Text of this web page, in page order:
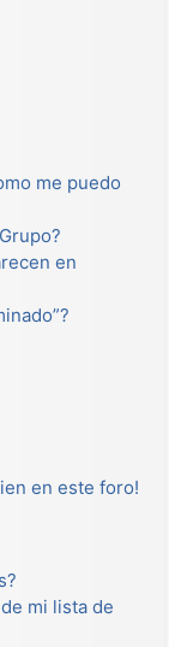
me puedo
en
en este foro!
mi lista de